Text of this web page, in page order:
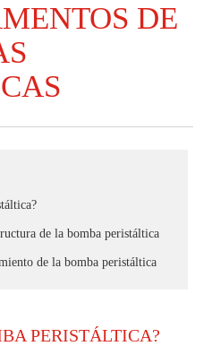
DE
de la bomba peristáltica
de la bomba peristáltica
PERISTÁLTICA?